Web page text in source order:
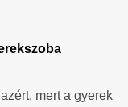
mert a gyerek